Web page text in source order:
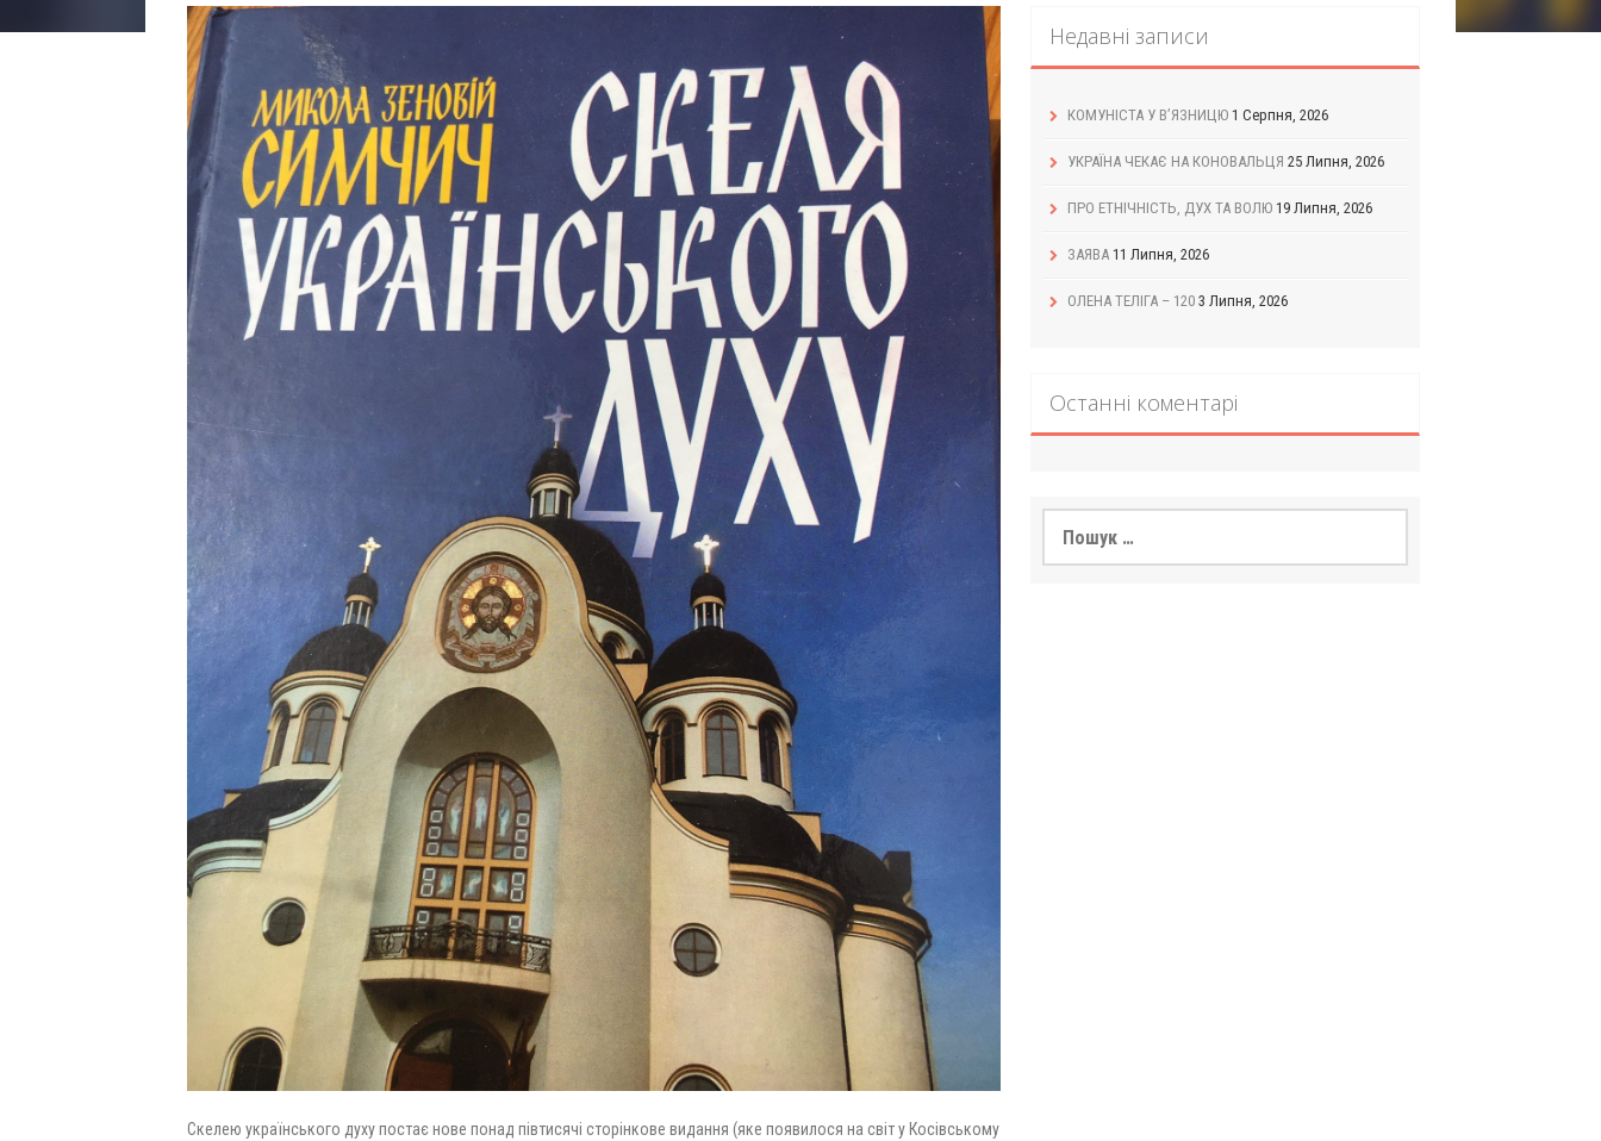
Cкелею українського духу постає нове понад півтисячі сторінкове видання (яке появилося на світ у Косівському
Недавні записи
КОМУНІСТА У В’ЯЗНИЦЮ 1 Серпня, 2026
УКРАЇНА ЧЕКАЄ НА КОНОВАЛЬЦЯ 25 Липня, 2026
ПРО ЕТНІЧНІСТЬ, ДУХ ТА ВОЛЮ 19 Липня, 2026
ЗАЯВА 11 Липня, 2026
ОЛЕНА ТЕЛІГА – 120 3 Липня, 2026
Останні коментарі